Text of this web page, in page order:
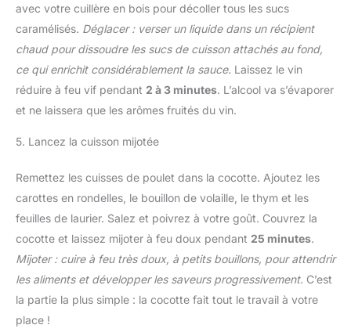
avec votre cuillère en bois pour décoller tous les sucs
caramélisés. Déglacer : verser un liquide dans un récipient
chaud pour dissoudre les sucs de cuisson attachés au fond,
ce qui enrichit considérablement la sauce. Laissez le vin
réduire à feu vif pendant 2 à 3 minutes. L’alcool va s’évaporer
et ne laissera que les arômes fruités du vin.
5. Lancez la cuisson mijotée
Remettez les cuisses de poulet dans la cocotte. Ajoutez les
carottes en rondelles, le bouillon de volaille, le thym et les
feuilles de laurier. Salez et poivrez à votre goût. Couvrez la
cocotte et laissez mijoter à feu doux pendant 25 minutes.
Mijoter : cuire à feu très doux, à petits bouillons, pour attendrir
les aliments et développer les saveurs progressivement. C’est
la partie la plus simple : la cocotte fait tout le travail à votre
place !